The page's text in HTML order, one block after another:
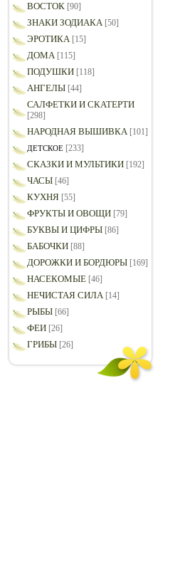
ВОСТОК [90]
ЗНАКИ ЗОДИАКА [50]
ЭРОТИКА [15]
ДОМА [115]
ПОДУШКИ [118]
АНГЕЛЫ [44]
САЛФЕТКИ И СКАТЕРТИ
[298]
НАРОДНАЯ ВЫШИВКА [101]
ДЕТСКОЕ [233]
СКАЗКИ И МУЛЬТИКИ [192]
ЧАСЫ [46]
КУХНЯ [55]
ФРУКТЫ И ОВОЩИ [79]
БУКВЫ И ЦИФРЫ [86]
БАБОЧКИ [88]
ДОРОЖКИ И БОРДЮРЫ [169]
НАСЕКОМЫЕ [46]
НЕЧИСТАЯ СИЛА [14]
РЫБЫ [66]
ФЕИ [26]
ГРИБЫ [26]